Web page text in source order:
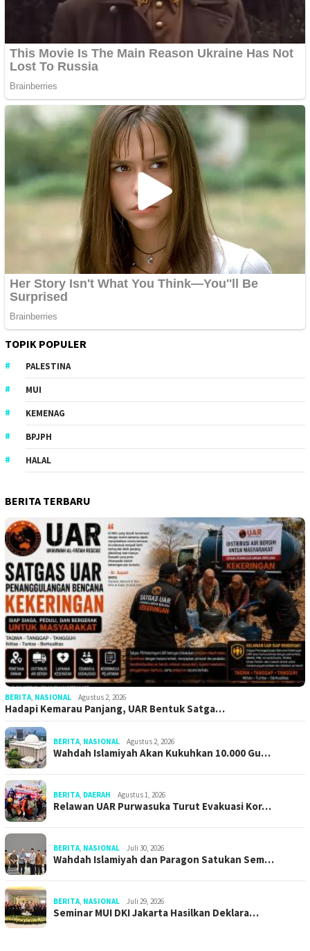
TOPIK POPULER
PALESTINA
MUI
KEMENAG
BPJPH
HALAL
BERITA TERBARU
BERITA, NASIONAL Agustus 2, 2026
Hadapi Kemarau Panjang, UAR Bentuk Satga…
BERITA, NASIONAL Agustus 2, 2026
Wahdah Islamiyah Akan Kukuhkan 10.000 Gu…
BERITA, DAERAH Agustus 1, 2026
Relawan UAR Purwasuka Turut Evakuasi Kor…
BERITA, NASIONAL Juli 30, 2026
Wahdah Islamiyah dan Paragon Satukan Sem…
BERITA, NASIONAL Juli 29, 2026
Seminar MUI DKI Jakarta Hasilkan Deklara…